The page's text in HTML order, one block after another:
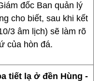
đốc Ban quản lý
cho biết, sau khi kết
3 âm lịch) sẽ làm rõ
của hòn đá.